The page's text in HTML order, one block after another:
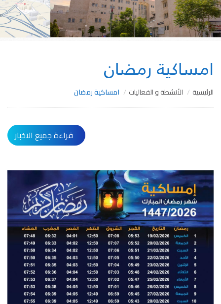
امساكية رمضان
الرئيسية الأنشطة و الفعاليات امساكية رمضان
قراءة جميع الاخبار